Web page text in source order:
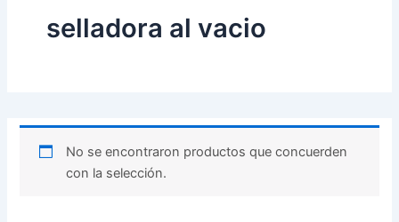
selladora al vacio
No se encontraron productos que concuerden
con la selección.